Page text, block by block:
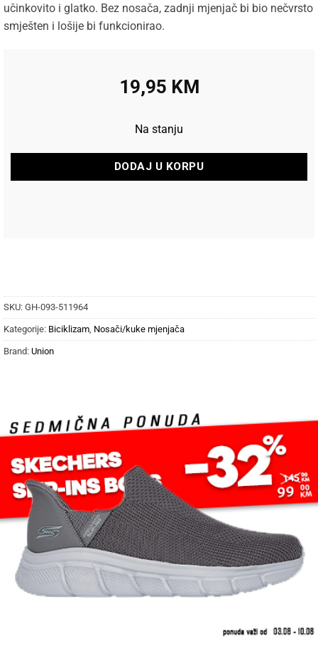
učinkovito i glatko. Bez nosača, zadnji mjenjač bi bio nečvrsto
smješten i lošije bi funkcionirao.
19,95 KM
Na stanju
DODAJ U KORPU
SKU: GH-093-511964
Kategorije: Biciklizam, Nosači/kuke mjenjača
Brand: Union